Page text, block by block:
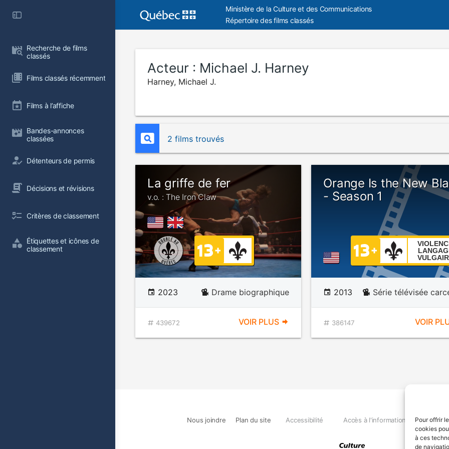
Pour offrir
cookies
à ces
de
Recherche de films
classés
Films classés récemment
Films à l’affiche
Bandes-annonces
classées
Détenteurs de permis
Décisions et révisions
Critères de classement
Étiquettes et icônes de
classement
Ministère de la Culture et des Communications
Répertoire des films classés
Acteur : Michael J. Harney
Harney, Michael J.
2 films trouvés
La griffe de fer
v.o. : The Iron Claw
2023 Drame biographique
439672 VOIR PLUS
Orange Is the New
- Season 1
2013 Série télévisée
386147 VOIR
Nous joindre Plan du site Accessibilité Accès à l'information